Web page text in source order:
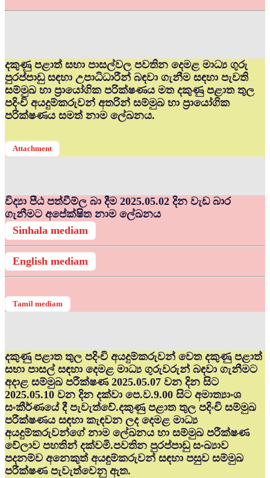
දකුණු පළාත් සභා පාසල්වල පවතින දෙමළ මාධ්‍ය ගුරු
පුරප්පාඩු සඳහා උපාධිධාරීන් බඳවා ගැනීම සඳහා පැවති
සම්මුඛ හා ප්‍රායෝගික පරික්ෂණය මත දකුණු පළාත තුල
පදිංචි අයදුම්කරුවන් අතරින් සම්මුඛ හා ප්‍රායෝගික
පරික්ෂණය සමත් නාම ලේඛනය.
Attachment
විද්‍යා පීඨ පත්වීම්ල බා දීම 2025.05.02 දින වැඩ බාර
ගැනීමට අපේක්ෂිත නාම ලේඛනය
Sinhala mediam
English mediam
Tamil mediam
දකුණු පළාත තුල පදිංචි අයදුම්කරුවන් වෙත දකුණු පළාත්
සභා පාසල් සඳහා දෙමළ මාධ්‍ය ගුරුවරුන් බඳවා ගැනීමට
අදාළ සම්මුඛ පරීක්ෂණ 2025.05.07 වන දින සිට
2025.05.10 වන දින දක්වා පෙ.ව.9.00 සිට අමාත්‍යාංශ
සංකීර්ණයේ දී පැවැත්වේ.දකුණු පළාත තුල පදිංචි සම්මුඛ
පරීක්ෂණය සඳහා කැඳවන ලද දෙමළ මාධ්‍ය
අයදුම්කරුවන්ගේ නාම ලේඛනය හා සම්මුඛ පරීක්ෂණ
වේලාව පහතින් දක්වමි.පවතින පුරප්පාඩු සංඛ්‍යාව
පදනම්ව අනෙකුත් අයඳුම්කරුවන් සඳහා පසුව සම්මුඛ
පරීක්ෂණ පැවැත්වෙනු ඇත.